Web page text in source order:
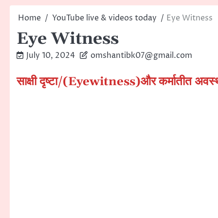
Home YouTube live & videos today Eye Witness
Eye Witness
July 10, 2024 omshantibk07@gmail.com
साक्षी दृष्टा/(Eyewitness)और कर्मातीत